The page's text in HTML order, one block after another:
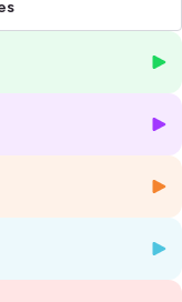
invités à
de nos partenaires
avec la réalité.
des responsables de